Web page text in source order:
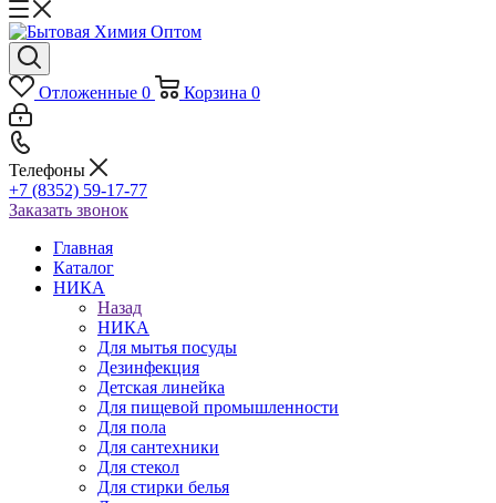
Отложенные 0 Корзина 0
Телефоны
+7 (8352) 59-17-77
Заказать звонок
Главная
Каталог
НИКА
Назад
НИКА
Для мытья посуды
Дезинфекция
Детская линейка
Для пищевой промышленности
Для пола
Для сантехники
Для стекол
Для стирки белья